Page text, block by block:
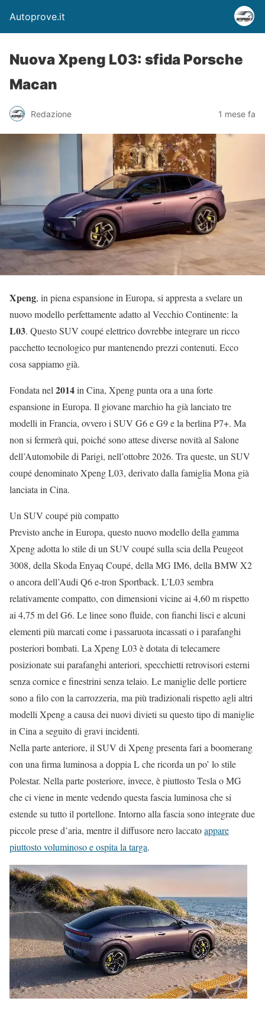
Autoprove.it
Nuova Xpeng L03: sfida Porsche
Macan
Redazione 1 mese fa
Xpeng, in piena espansione in Europa, si appresta a svelare un
nuovo modello perfettamente adatto al Vecchio Continente: la
L03. Questo SUV coupé elettrico dovrebbe integrare un ricco
pacchetto tecnologico pur mantenendo prezzi contenuti. Ecco
cosa sappiamo già.
Fondata nel 2014in Cina, Xpeng punta ora a una forte
espansione in Europa. Il giovane marchio ha già lanciato tre
modelli in Francia, ovvero i SUV G6 e G9 e la berlina P7+. Ma
non si fermerà qui, poiché sono attese diverse novità al Salone
dell’Automobile di Parigi, nell’ottobre 2026. Tra queste, un SUV
coupé denominato Xpeng L03, derivato dalla famiglia Mona già
lanciata in Cina.
Un SUV coupé più compatto
Previsto anche in Europa, questo nuovo modello della gamma
Xpeng adotta lo stile di un SUV coupé sulla scia della Peugeot
3008, della Skoda Enyaq Coupé, della MG IM6, della BMW X2
o ancora dell’Audi Q6 e-tron Sportback. L’L03 sembra
relativamente compatto, con dimensioni vicine ai 4,60 m rispetto
ai 4,75 m del G6. Le linee sono fluide, con fianchi lisci e alcuni
elementi più marcati come i passaruota incassati o i parafanghi
posteriori bombati. La Xpeng L03 è dotata di telecamere
posizionate sui parafanghi anteriori, specchietti retrovisori esterni
senza cornice e finestrini senza telaio. Le maniglie delle portiere
sono a filo con la carrozzeria, ma più tradizionali rispetto agli altri
modelli Xpeng a causa dei nuovi divieti su questo tipo di maniglie
in Cina a seguito di gravi incidenti.
Nella parte anteriore, il SUV di Xpeng presenta fari a boomerang
con una firma luminosa a doppia L che ricorda un po’ lo stile
Polestar. Nella parte posteriore, invece, è piuttosto Tesla o MG
che ci viene in mente vedendo questa fascia luminosa che si
estende su tutto il portellone. Intorno alla fascia sono integrate due
piccole prese d’aria, mentre il diffusore nero laccatoappare
piuttosto voluminoso e ospita la targa.